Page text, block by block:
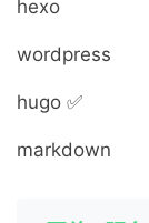
hexo
wordpress
hugo ✅
markdown